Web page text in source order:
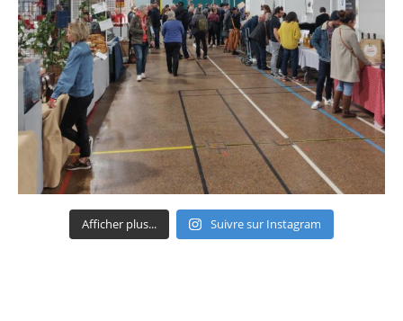
Afficher plus... Suivre sur Instagram